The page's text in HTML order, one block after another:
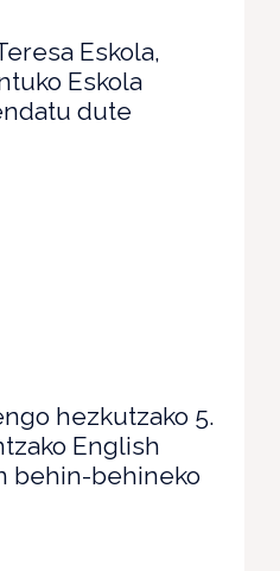
Eskola,
Eskola
dute
hezkutzako 5.
English
behin-behineko